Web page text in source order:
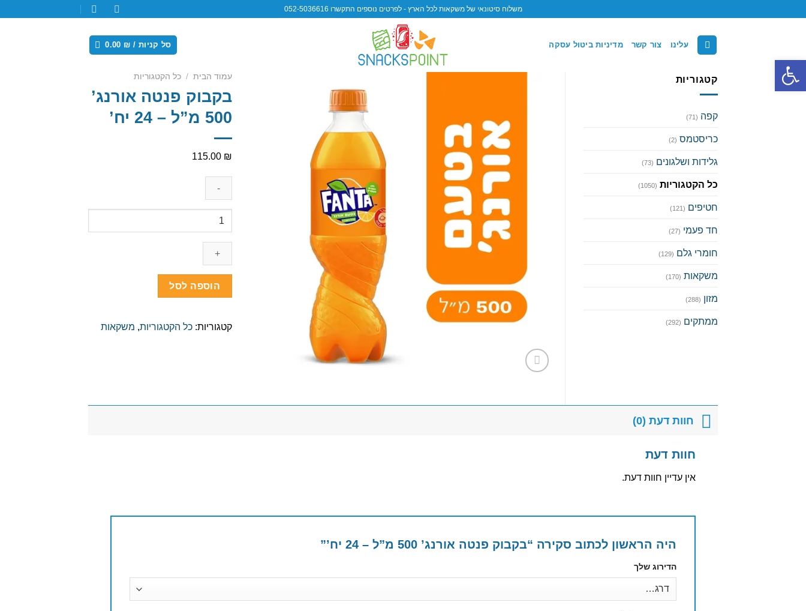
משלוח סיטונאי של משקאות לכל הארץ - לפרטים נוספים התקשרו 052-5036616
עלינו צור קשר מדיניות ביטול עסקה סל קניות / 0.00 ₪
עמוד הבית / כל הקטגוריות
בקבוק פנטה אורנג’
500 מ”ל – 24 יח’
115.00 ₪
כמות
בקבוק
פנטה
500
מ"ל
24
הוספה לסל
קטגוריות: כל הקטגוריות, משקאות
קטגוריות
קפה (71)
כריסטמס (2)
גלידות ושלגונים (73)
כל הקטגוריות (1050)
חטיפים (121)
חד פעמי (27)
חומרי גלם (129)
משקאות (170)
מזון (288)
ממתקים (292)
חוות דעת (0)
חוות דעת
אין עדיין חוות דעת.
היה הראשון לכתוב סקירה “בקבוק פנטה אורנג’ 500 מ”ל – 24 יח’”
הדירוג שלך
פתח סרגל נגישות